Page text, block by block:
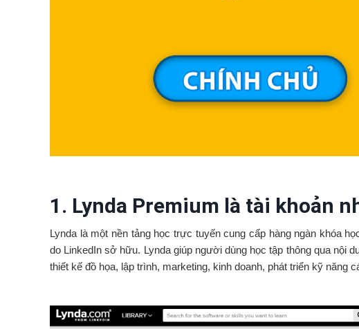
1. Lynda Premium là tài khoản
Lynda là một nền tảng học trực tuyến cung cấp hàng ngàn khóa
do LinkedIn sở hữu. Lynda giúp người dùng học tập thông qua nội
thiết kế đồ họa, lập trình, marketing, kinh doanh, phát triển kỹ năng